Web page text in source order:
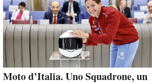
Moto d’Italia. Uno Squadrone, un